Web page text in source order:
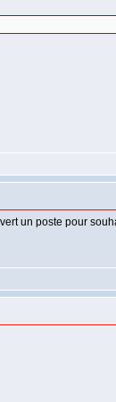
un poste pour